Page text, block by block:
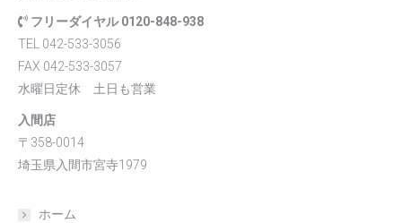
フリーダイヤル 0120-848-938
TEL 042-533-3056
FAX 042-533-3057
水曜日定休 土日も営業
入間店
〒358-0014
埼玉県入間市宮寺1979
ホーム